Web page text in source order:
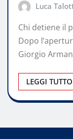
Luca
Chi detiene il
Dopo
Giorgio
LEGGI TUTTO